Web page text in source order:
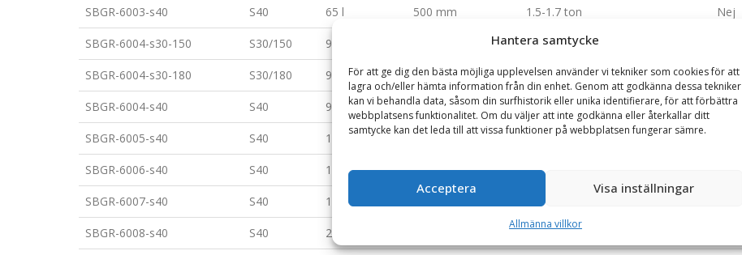
Hantera samtycke
För att ge dig den bästa möjliga upplevelsen använder vi tekniker som cookies för att
lagra och/eller hämta information från din enhet. Genom att godkänna dessa tekniker
kan vi behandla data, såsom din surfhistorik eller unika identifierare, för att förbättra
webbplatsens funktionalitet. Om du väljer att inte godkänna eller återkallar ditt
samtycke kan det leda till att vissa funktioner på webbplatsen fungerar sämre.
Acceptera Visa inställningar
Allmänna villkor
SBGR-6003-s40 S40 65 l 500 mm 1.5-1.7 ton Nej
SBGR-6004-s30-150 S30/150 90 l 1.8-2 ton
SBGR-6004-s30-180 S30/180 90 l 500 mm 1.8-2 ton Nej
SBGR-6004-s40 S40 90 l 500 mm 1.8-2 ton Nej
SBGR-6005-s40 S40 125 l 650 mm 2-2.5 ton
SBGR-6006-s40 S40 145 l 600 mm 2.5-3 ton
SBGR-6007-s40 S40 165 l 3-3.5 ton
SBGR-6008-s40 S40 200 l 3.5-3.8 ton